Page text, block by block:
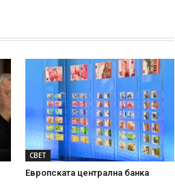
СВЕТ
Европската централна банка